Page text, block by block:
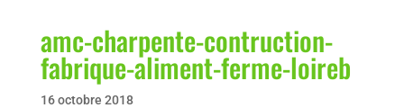
amc-charpente-contruction-
fabrique-aliment-ferme-loireb
16 octobre 2018